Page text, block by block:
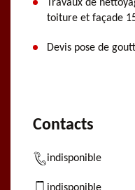
Travaux de
toiture et façade
Devis pose de
Contacts
indisponible